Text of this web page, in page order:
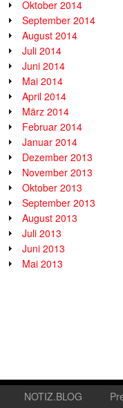
Oktober 2014
September 2014
August 2014
Juli 2014
Juni 2014
Mai 2014
April 2014
März 2014
Februar 2014
Januar 2014
Dezember 2013
November 2013
Oktober 2013
September 2013
August 2013
Juli 2013
Juni 2013
Mai 2013
NOTIZ.BLOG